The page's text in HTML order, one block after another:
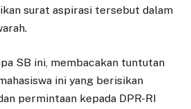
surat aspirasi tersebut dalam
SB ini, membacakan tuntutan
ini yang berisikan
permintaan kepada DPR-RI